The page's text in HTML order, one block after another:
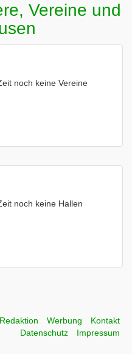
Vereine und
noch keine Vereine
noch keine Hallen
Redaktion Werbung
Kontakt
Datenschutz
Impressum